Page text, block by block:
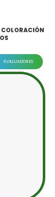
COLORACIÓN
EVALUADORES